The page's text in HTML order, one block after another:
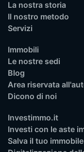
La nostra storia
Il nostro metodo
Servizi
Immobili
Le nostre sedi
Blog
Area riservata
Dicono di noi
Investimmo.it
Investi con le aste
Salva il tuo